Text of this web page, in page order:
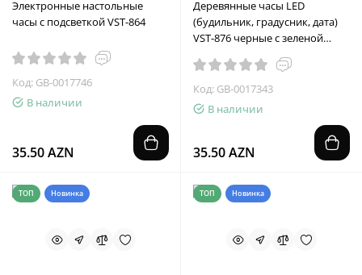
Электронные настольные
часы с подсветкой VST-864
Код: GB-0017746
В наличии
35.50 AZN
Деревянные часы LED
(будильник, градусник, дата)
VST-876 черные с зеленой
Код: GB-0017343
В наличии
35.50 AZN
ТОП Новинка ТОП Новинка